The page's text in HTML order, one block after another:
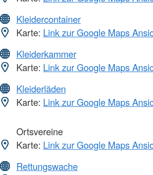
Kleidercontainer
Karte: Link zur Google Maps
Kleiderkammer
Karte: Link zur Google Maps
Kleiderläden
Karte: Link zur Google Maps
Ortsvereine
Karte: Link zur Google Maps
Rettungswache